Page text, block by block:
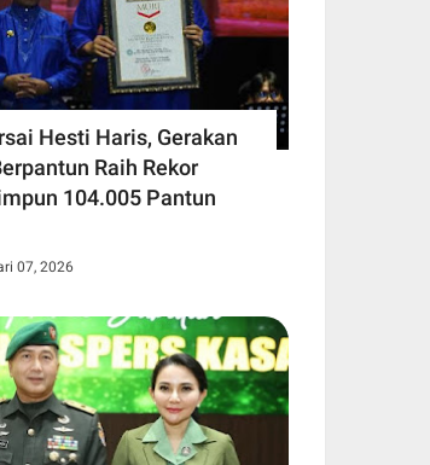
Hesti Haris, Gerakan
Raih Rekor
104.005 Pantun
07, 2026